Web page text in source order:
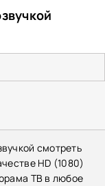
смотреть
HD (1080)
ТВ в любое